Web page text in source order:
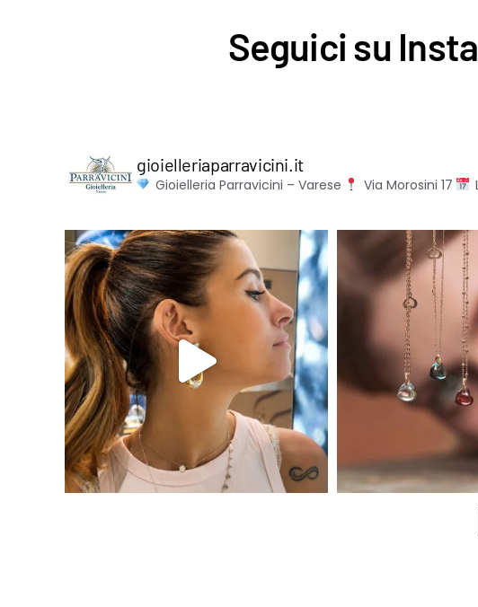
Seguici su
gioielleriaparravicini.it
Gioielleria Parravicini – Varese Via Morosini 17